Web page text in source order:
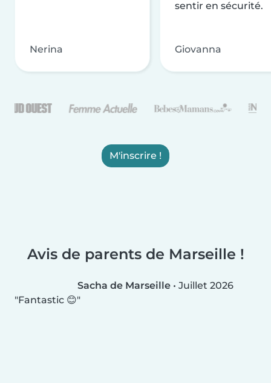
Nerina
sentir en sécurité.
Giovanna
M'inscrire !
Avis de parents de Marseille !
Sacha de Marseille • Juillet 2026
Fantastic 😊